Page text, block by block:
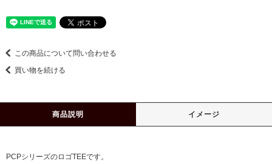
この商品について問い合わせる
買い物を続ける
商品説明 イメージ
PCPシリーズのロゴTEEです。